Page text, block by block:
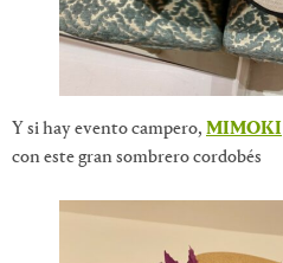
Y si hay evento campero, MIMOKI
con este gran sombrero cordobés